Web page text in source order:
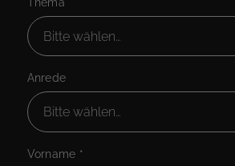
Anrede
Vorname *